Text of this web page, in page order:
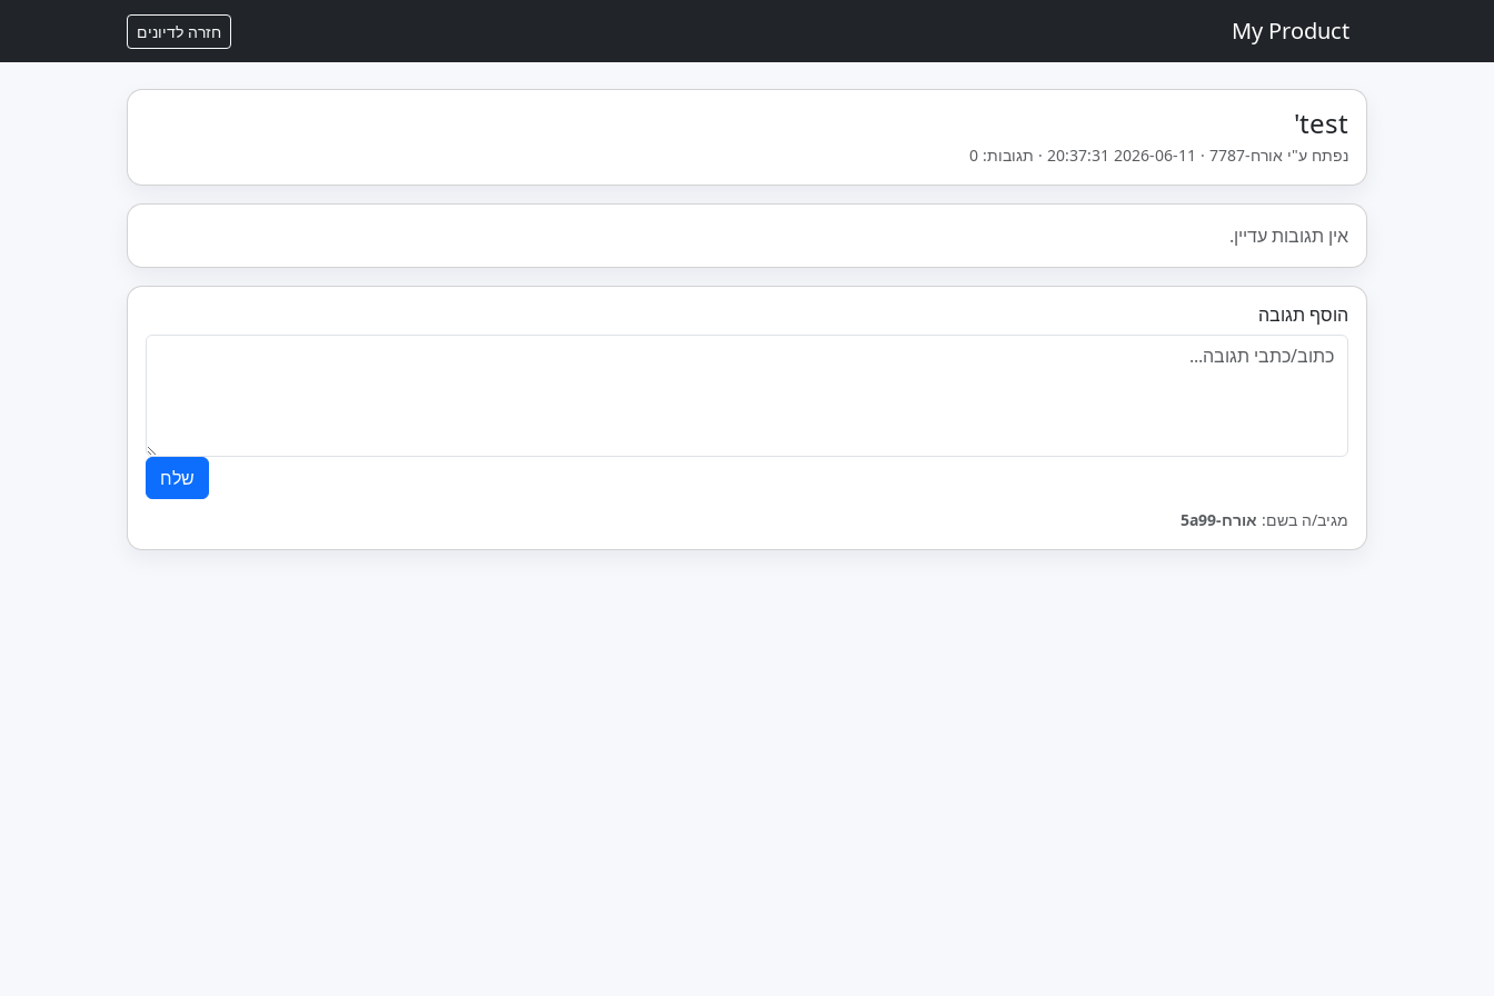
My Product חזרה לדיונים
test'
נפתח ע"י אורח-7787 · 2026-06-11 20:37:31 · תגובות: 0
אין תגובות עדיין.
הוסף תגובה
שלח
מגיב/ה בשם: אורח-5a99